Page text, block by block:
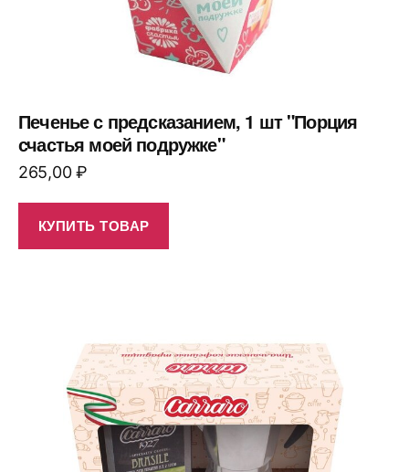
Печенье с предсказанием, 1 шт "Порция
счастья моей подружке"
265,00₽
КУПИТЬ ТОВАР